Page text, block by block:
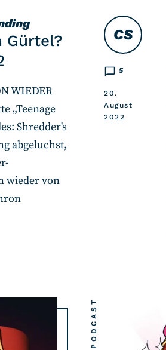
Gürtel?
WIEDER
„Teenage
Shredder's
abgeluchst,
wieder von
CS
5
20.
August
2022
PODCAST